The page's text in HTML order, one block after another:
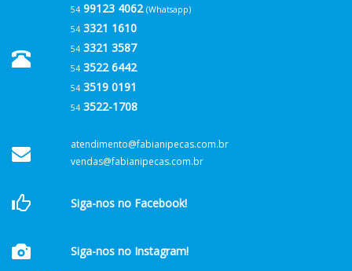
5499123 4062 (Whatsapp)
543321 1610
543321 3587
543522 6442
543519 0191
543522-1708
atendimento@fabianipecas.com.br
vendas@fabianipecas.com.br
Siga-nos no Facebook!
Siga-nos no Instagram!